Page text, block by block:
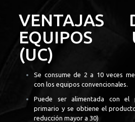
VENTAJAS
EQUIPOS
(UC)
Se consume de 2 a 10 veces
con los equipos convencionales.
Puede ser alimentada con el
primario y se obtiene el
reducción mayor a 30)